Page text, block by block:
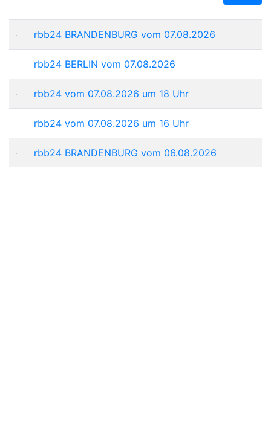
rbb24 BRANDENBURG vom 07.08.2026
rbb24 BERLIN vom 07.08.2026
rbb24 vom 07.08.2026 um 18 Uhr
rbb24 vom 07.08.2026 um 16 Uhr
rbb24 BRANDENBURG vom 06.08.2026